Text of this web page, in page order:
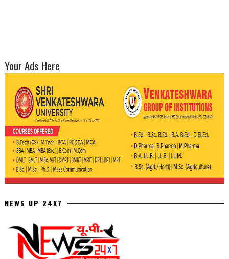
Your Ads Here
NEWS UP 24X7